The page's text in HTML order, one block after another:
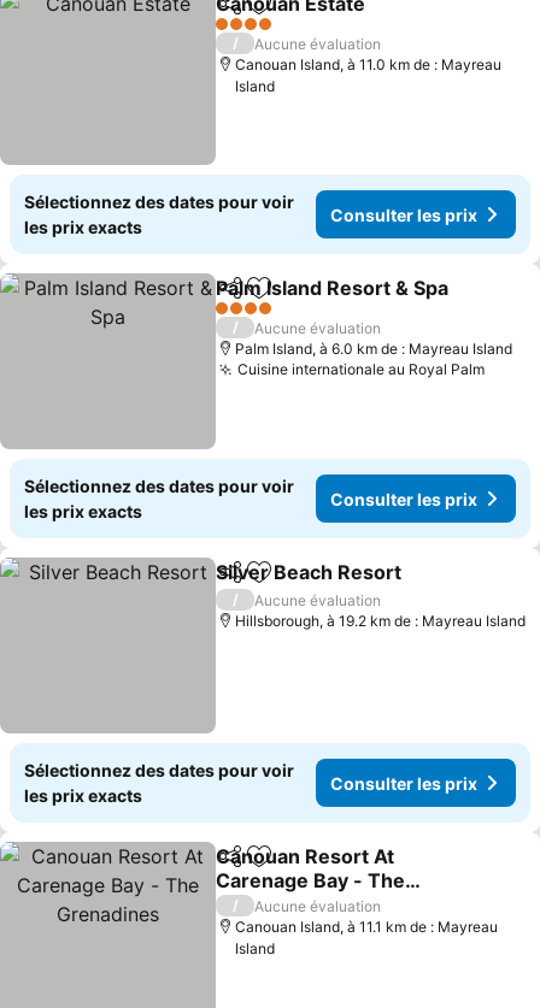
PartagerAjouter à mes favoris
4 Étoiles
/
Aucune évaluation
Canouan Island, à 11.0 km de : Mayreau
Island
Sélectionnez des dates pour voir
les prix exacts
Consulter les prix
PartagerAjouter à mes favoris
Palm Island Resort & Spa
4 Étoiles
/
Aucune évaluation
Palm Island, à 6.0 km de : Mayreau Island
Cuisine internationale au Royal Palm
Sélectionnez des dates pour voir
les prix exacts
Consulter les prix
PartagerAjouter à mes favoris
Silver Beach Resort
/
Aucune évaluation
Hillsborough, à 19.2 km de : Mayreau Island
Sélectionnez des dates pour voir
les prix exacts
Consulter les prix
PartagerAjouter à mes favoris
Canouan Resort At
Carenage Bay - The
Grenadines
/
Aucune évaluation
Canouan Island, à 11.1 km de : Mayreau
Island